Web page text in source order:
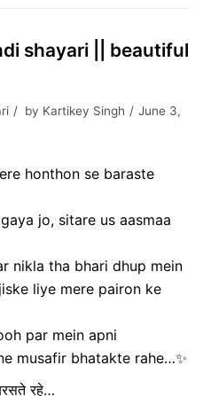
shayari || beautiful
by Kartikey Singh
June 3,
honthon se baraste
jo, sitare us aasmaa
nikla tha bhari dhup mein
liye mere pairon ke
par mein apni
musafir bhatakte rahe…✨
रहे…